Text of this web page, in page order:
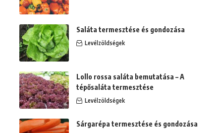
Saláta termesztése és gondozása
Levélzöldségek
Lollo rossa saláta bemutatása – A
tépősaláta termesztése
Levélzöldségek
Sárgarépa termesztése és gondozása